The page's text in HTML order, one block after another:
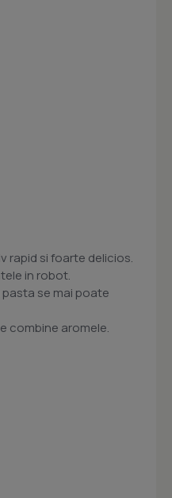
rapid si foarte delicios.
in robot.
se mai poate
combine aromele.